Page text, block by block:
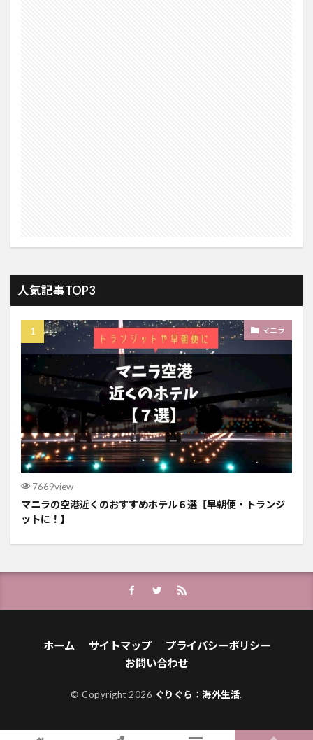
人気記事TOP3
マニラ
7669view
マニラの空港近くのおすすめホテル６選【早朝便・トランジ
ットに！】
ホーム サイトマップ
プライバシーポリシー
お問い合わせ
© Copyright 2026 ぐりぐら：海外生活.